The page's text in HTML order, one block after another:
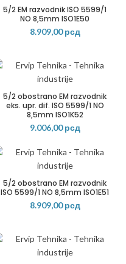
5/2 EM razvodnik ISO 5599/1
NO 8,5mm ISO1E50
8.909,00рсд
5/2 obostrano EM razvodnik
eks. upr. dif. ISO 5599/1 NO
8,5mm ISO1K52
9.006,00рсд
5/2 obostrano EM razvodnik
ISO 5599/1 NO 8,5mm ISO1E51
8.909,00рсд